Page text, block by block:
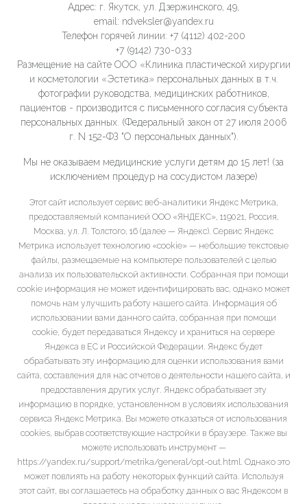
Адрес: г. Якутск, ул. Дзержинского, 49,
email: ndveksler@yandex.ru
Телефон горячей линии: +7 (4112) 402-200
+7 (9142) 730-033
Размещение на сайте ООО «Клиника пластической хирургии
и косметологии «Эстетика» персональных данных в т.ч.
фотографии руководства, медицинских работников,
пациентов - производится с письменного согласия субъекта
персональных данных. (Федеральный закон от 27 июля 2006
г. N 152-ФЗ "О персональных данных").
Мы не оказываем медицинские услуги детям до 15 лет! (за
исключением процедур на сосудистом лазере)
Этот сайт использует сервис веб-аналитики Яндекс Метрика,
предоставляемый компанией ООО «ЯНДЕКС», 119021, Россия,
Москва, ул. Л. Толстого, 16 (далее — Яндекс). Сервис Яндекс
Метрика использует технологию «cookie» — небольшие текстовые
файлы, размещаемые на компьютере пользователей с целью
анализа их пользовательской активности. Собранная при помощи
cookie информация не может идентифицировать вас, однако может
помочь нам улучшить работу нашего сайта. Информация об
использовании вами данного сайта, собранная при помощи
cookie, будет передаваться Яндексу и храниться на сервере
Яндекса в ЕС и Российской Федерации. Яндекс будет
обрабатывать эту информацию для оценки использования вами
сайта, составления для нас отчетов о деятельности нашего сайта, и
предоставления других услуг. Яндекс обрабатывает эту
информацию в порядке, установленном в условиях использования
сервиса Яндекс Метрика. Вы можете отказаться от использования
cookies, выбрав соответствующие настройки в браузере. Также вы
можете использовать инструмент —
https://yandex.ru/support/metrika/general/opt-out.html. Однако это
может повлиять на работу некоторых функций сайта. Используя
этот сайт, вы соглашаетесь на обработку данных о вас Яндексом в